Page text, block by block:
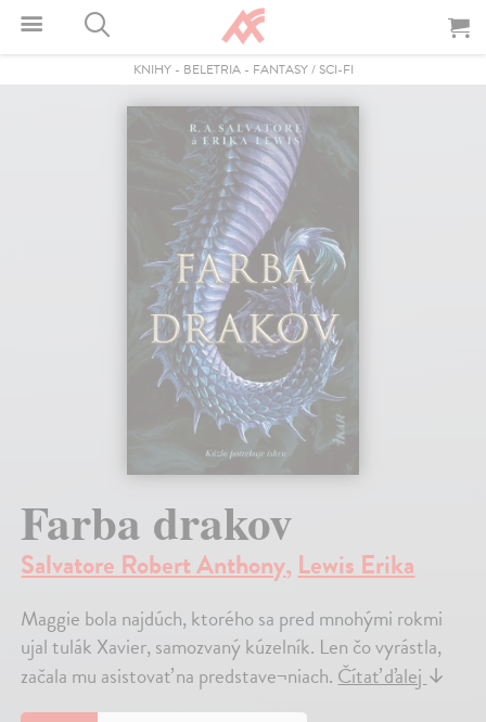
KNIHY- BELETRIA- FANTASY / SCI-FI
Farba drakov
Salvatore Robert Anthony,Lewis Erika
Maggie bola najdúch, ktorého sa pred mnohými rokmi
ujal tulák Xavier, samozvaný kúzelník. Len čo vyrástla,
začala mu asistovať na predstave¬niach.Čítať ďalej↓